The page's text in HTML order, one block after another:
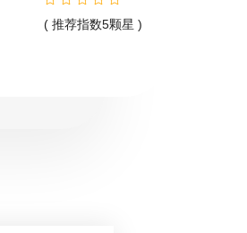
( 推荐指数5颗星 )